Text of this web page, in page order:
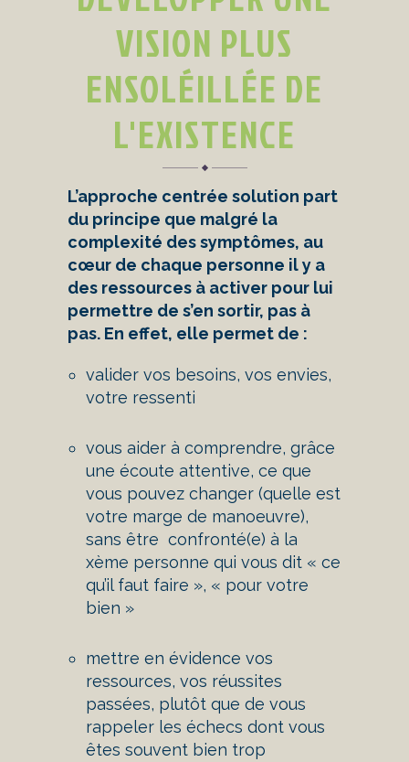
VISION PLUS
ENSOLÉILLÉE DE
L'EXISTENCE
L’approche centrée solution part
du principe que malgré la
complexité des symptômes, au
cœur de chaque personne il y a
des ressources à activer pour lui
permettre de s’en sortir, pas à
pas. En effet, elle permet de :
valider vos besoins, vos envies,
votre ressenti
vous aider à comprendre, grâce
une écoute attentive, ce que
vous pouvez changer (quelle est
votre marge de manoeuvre),
sans être confronté(e) à la
xème personne qui vous dit « ce
qu’il faut faire », « pour votre
bien »
mettre en évidence vos
ressources, vos réussites
passées, plutôt que de vous
rappeler les échecs dont vous
êtes souvent bien trop